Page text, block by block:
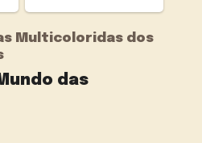
Multicoloridas dos
das